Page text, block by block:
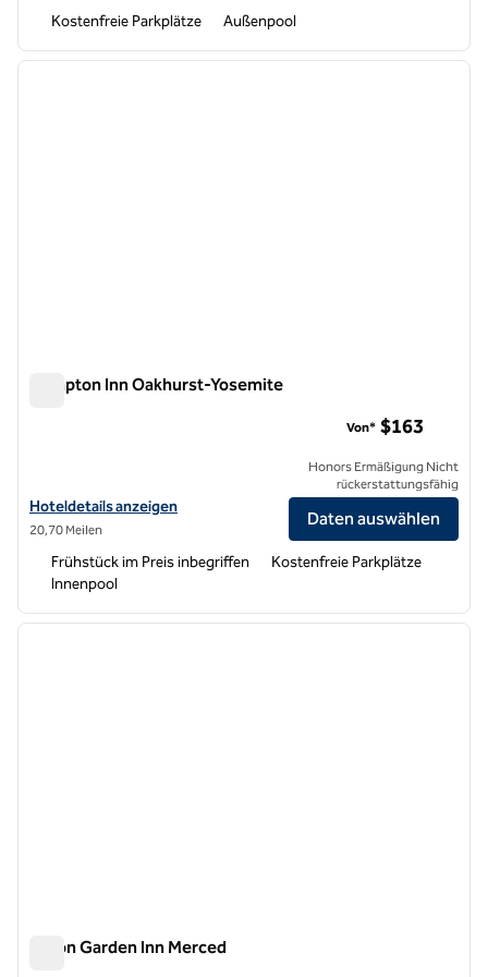
Kostenfreie Parkplätze Außenpool
1 von 12
Hampton Inn Oakhurst-Yosemite
Hoteldetails für das Hampton Inn Oakhurst-Yosemite anzeigen
Hoteldetails anzeigen
20,70 Meilen
Von* $163
Honors Ermäßigung Nicht
rückerstattungsfähig
Daten auswählen
Frühstück im Preis inbegriffen
Kostenfreie Parkplätze
Innenpool
1 von 12
Hilton Garden Inn Merced